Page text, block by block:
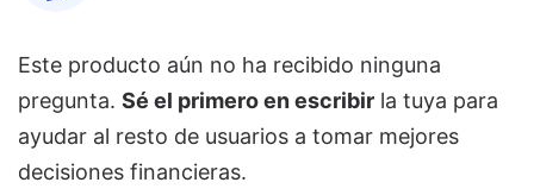
Este producto aún no ha recibido ninguna
pregunta. Sé el primero en escribir la tuya para
ayudar al resto de usuarios a tomar mejores
decisiones financieras.